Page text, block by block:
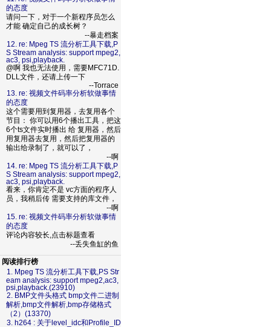
的态度
请问一下，对于一个新程序员怎么
才能 确定自己的成长树？
--暴走档案
12. re: Mpeg TS 流分析工具下载,P
S Stream analysis: support mpeg2,
ac3, psi,playback.
@啊 我也无法使用，需要MFC71D.
DLL文件，还请上传一下
--Torrace
13. re: 视频文件码率分析软做事情
的态度
这个需要用到复用器，去复用各个
节目： 你可以用6个播出工具，把这
6个ts文件实时播出 给 复用器，然后
用复用器去复用，然后把复用器的
输出给录制了，就可以了，
--啊
14. re: Mpeg TS 流分析工具下载,P
S Stream analysis: support mpeg2,
ac3, psi,playback.
看来，你肯定不是 vc方面的程序人
员，我稍后传 需要支持的库文件，
--啊
15. re: 视频文件码率分析软做事情
的态度
评论内容较长,点击标题查看
--丢失鱼缸的鱼
阅读排行榜
1. Mpeg TS 流分析工具下载,PS Str
eam analysis: support mpeg2,ac3,
psi,playback.(23910)
2. BMP文件头格式 bmp文件二进制
解析,bmp文件解析,bmp存储格式
（2）(13370)
3. h264 : 关于level_idc和Profile_ID